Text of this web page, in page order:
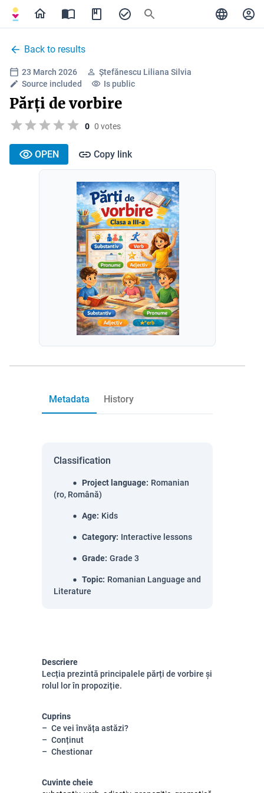
Back to results
23 March 2026
Ștefănescu Liliana Silvia
Source included
Is public
Părți de vorbire
0 0 votes
OPEN Copy link
Metadata History
Classification
Project language: Romanian
(ro, Română)
Age: Kids
Category: Interactive lessons
Grade: Grade 3
Topic: Romanian Language and
Literature
Descriere
Lecția prezintă principalele părți de vorbire și
rolul lor în propoziție.
Cuprins
Ce vei învăța astăzi?
Conținut
Chestionar
Cuvinte cheie